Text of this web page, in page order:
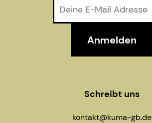
Schreibt uns
kontakt@kuma-gb.de